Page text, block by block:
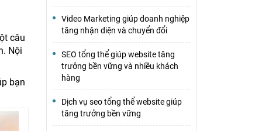
câu
Nội
bạn
Video Marketing giúp doanh nghiệp
tăng nhận diện và chuyển đổi
SEO tổng thể giúp website tăng
trưởng bền vững và nhiều khách
hàng
Dịch vụ seo tổng thể website giúp
tăng trưởng bền vững